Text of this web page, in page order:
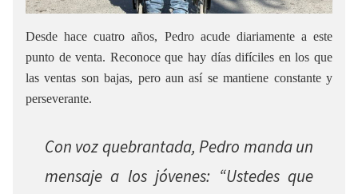
Desde hace cuatro años, Pedro acude diariamente a este
punto de venta. Reconoce que hay días difíciles en los que
las ventas son bajas, pero aun así se mantiene constante y
perseverante.
Con voz quebrantada, Pedro manda un
mensaje a los jóvenes: “Ustedes que